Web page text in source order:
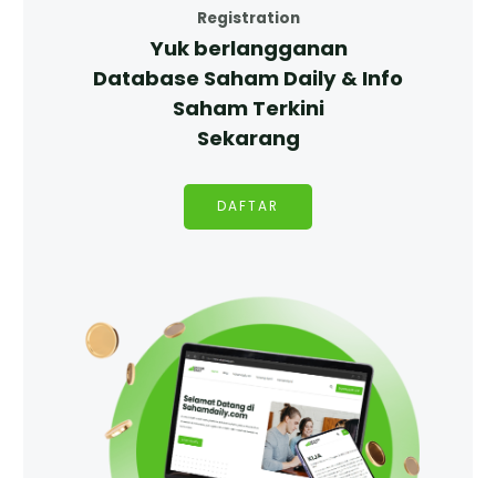
Registration
Yuk berlangganan
Database Saham Daily & Info
Saham Terkini
Sekarang
DAFTAR